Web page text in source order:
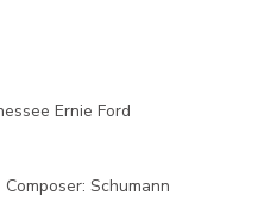
Ernie Ford
Schumann